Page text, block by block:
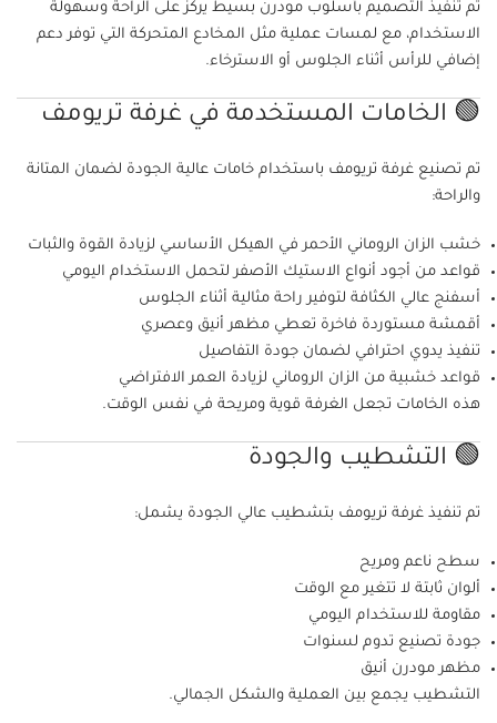
تم تنفيذ التصميم بأسلوب مودرن بسيط يركز على الراحة وسهولة
الاستخدام، مع لمسات عملية مثل المخادع المتحركة التي توفر دعم
إضافي للرأس أثناء الجلوس أو الاسترخاء.
🟢 الخامات المستخدمة في غرفة تريومف
تم تصنيع غرفة تريومف باستخدام خامات عالية الجودة لضمان المتانة
والراحة:
خشب الزان الروماني الأحمر في الهيكل الأساسي لزيادة القوة والثبات
قواعد من أجود أنواع الاستيك الأصفر لتحمل الاستخدام اليومي
أسفنج عالي الكثافة لتوفير راحة مثالية أثناء الجلوس
أقمشة مستوردة فاخرة تعطي مظهر أنيق وعصري
تنفيذ يدوي احترافي لضمان جودة التفاصيل
قواعد خشبية من الزان الروماني لزيادة العمر الافتراضي
هذه الخامات تجعل الغرفة قوية ومريحة في نفس الوقت.
🟢 التشطيب والجودة
تم تنفيذ غرفة تريومف بتشطيب عالي الجودة يشمل:
سطح ناعم ومريح
ألوان ثابتة لا تتغير مع الوقت
مقاومة للاستخدام اليومي
جودة تصنيع تدوم لسنوات
مظهر مودرن أنيق
التشطيب يجمع بين العملية والشكل الجمالي.